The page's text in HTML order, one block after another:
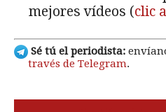
mejores vídeos (clic
Sé tú el periodista:
través de Telegram.